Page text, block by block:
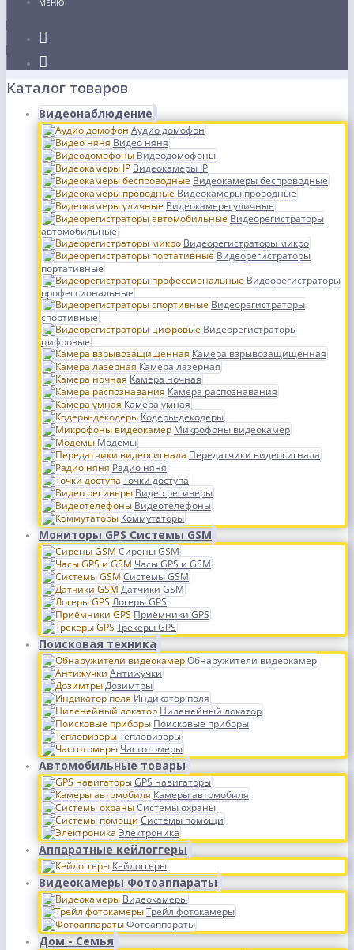
МЕНЮ
Каталог товаров
Видеонаблюдение
Аудио домофон
Видео няня
Видеодомофоны
Видеокамеры IP
Видеокамеры беспроводные
Видеокамеры проводные
Видеокамеры уличные
Видеорегистраторы
автомобильные
Видеорегистраторы микро
Видеорегистраторы
портативные
Видеорегистраторы
профессиональные
Видеорегистраторы
спортивные
Видеорегистраторы
цифровые
Камера взрывозащищенная
Камера лазерная
Камера ночная
Камера распознавания
Камера умная
Кодеры-декодеры
Микрофоны видеокамер
Модемы
Передатчики видеосигнала
Радио няня
Точки доступа
Видео ресиверы
Видеотелефоны
Коммутаторы
Мониторы GPS Системы GSM
Сирены GSM
Часы GPS и GSM
Системы GSM
Датчики GSM
Логеры GPS
Приёмники GPS
Трекеры GPS
Поисковая техника
Обнаружители видеокамер
Антижучки
Дозимтры
Индикатор поля
Ниленейный локатор
Поисковые приборы
Тепловизоры
Частотомеры
Автомобильные товары
GPS навигаторы
Камеры автомобиля
Системы охраны
Системы помощи
Электроника
Аппаратные кейлоггеры
Кейлоггеры
Видеокамеры Фотоаппараты
Видеокамеры
Трейл фотокамеры
Фотоаппараты
Дом - Семья